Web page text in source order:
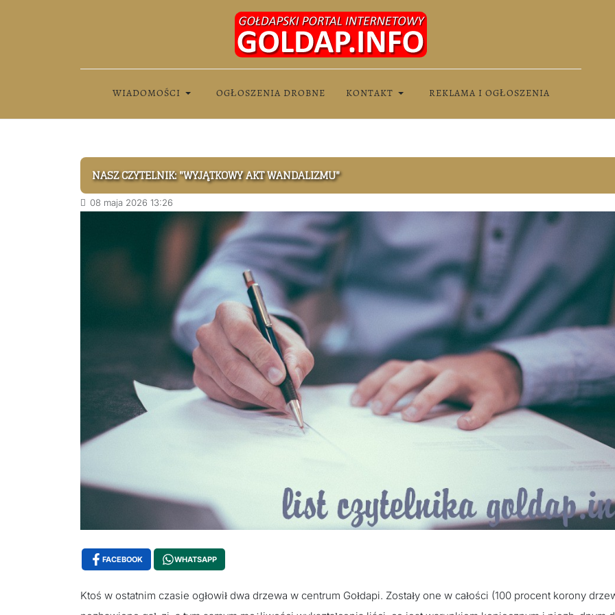
WIADOMOŚCI OGŁOSZENIA DROBNE KONTAKT REKLAMA I OGŁOSZENIA
NASZ CZYTELNIK: "WYJĄTKOWY AKT WANDALIZMU"
08 maja 2026 13:26
FACEBOOK WHATSAPP
Ktoś w ostatnim czasie ogłowił dwa drzewa w centrum Gołdapi. Zostały one w całości (100 procent korony